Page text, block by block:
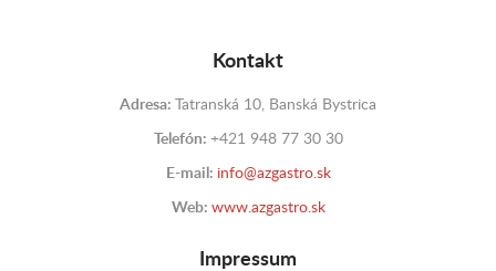
Kontakt
Adresa: Tatranská 10, Banská Bystrica
Telefón: +421 948 77 30 30
E-mail: info@azgastro.sk
Web: www.azgastro.sk
Impressum